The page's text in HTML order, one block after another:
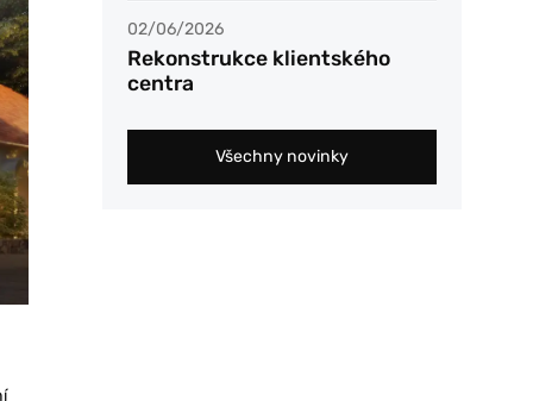
02/06/2026
Rekonstrukce klientského
centra
Všechny novinky